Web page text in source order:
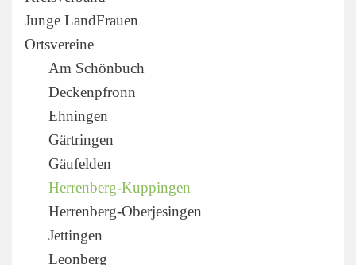
Junge LandFrauen
Ortsvereine
Am Schönbuch
Deckenpfronn
Ehningen
Gärtringen
Gäufelden
Herrenberg-Kuppingen
Herrenberg-Oberjesingen
Jettingen
Leonberg